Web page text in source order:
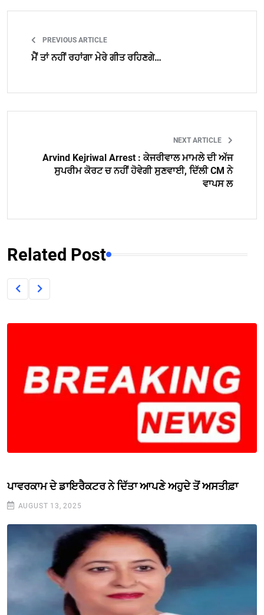
PREVIOUS ARTICLE
ਮੈਂ ਤਾਂ ਨਹੀਂ ਰਹਾਂਗਾ ਮੇਰੇ ਗੀਤ ਰਹਿਣਗੇ…
NEXT ARTICLE
Arvind Kejriwal Arrest : ਕੇਜਰੀਵਾਲ ਮਾਮਲੇ ਦੀ ਅੱਜ
ਸੁਪਰੀਮ ਕੋਰਟ ਚ ਨਹੀਂ ਹੋਵੇਗੀ ਸੁਣਵਾਈ, ਦਿੱਲੀ CM ਨੇ
ਵਾਪਸ ਲ
Related Post
ਪਾਵਰਕਾਮ ਦੇ ਡਾਇਰੈਕਟਰ ਨੇ ਦਿੱਤਾ ਆਪਣੇ ਅਹੁਦੇ ਤੋਂ ਅਸਤੀਫ਼ਾ
AUGUST 13, 2025